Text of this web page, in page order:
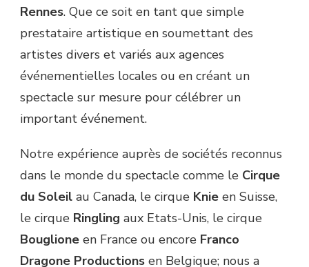
Rennes. Que ce soit en tant que simple
prestataire artistique en soumettant des
artistes divers et variés aux agences
événementielles locales ou en créant un
spectacle sur mesure pour célébrer un
important événement.
Notre expérience auprès de sociétés reconnus
dans le monde du spectacle comme le Cirque
du Soleil au Canada, le cirque Knie en Suisse,
le cirque Ringling aux Etats-Unis, le cirque
Bouglione en France ou encore Franco
Dragone Productions en Belgique; nous a